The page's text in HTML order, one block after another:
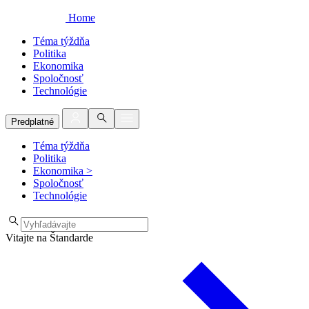
Home
Téma týždňa
Politika
Ekonomika
Spoločnosť
Technológie
Predplatné
Téma týždňa
Politika
Ekonomika >
Spoločnosť
Technológie
Vitajte na Štandarde